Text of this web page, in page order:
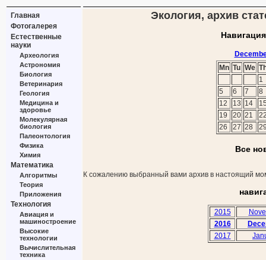
Главная
Фотогалерея
Естественные
науки
Археология
Астрономия
Биология
Ветеринария
Геология
Медицина и
здоровье
Молекулярная
биология
Палеонтология
Физика
Химия
Математика
Алгоритмы
Теория
Приложения
Технология
Авиация и
машиностроение
Высокие
технологии
Вычислительная
техника
Экология, архив
Mn Tu We
1
5
6 7
8
12
13 14
19
20 21
26
27 28
Все
К сожалению выбранный вами архив в настоящий
2015
2016
2017